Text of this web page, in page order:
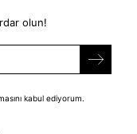
olun!
kabul ediyorum.